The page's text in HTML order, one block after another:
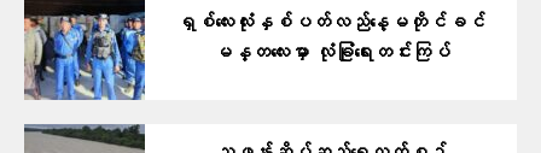
ရှစ်လေးလုံးနှစ်ပတ်လည်နေ့မတိုင်ခင်
မန္တလေးမှာ လုံခြုံရေးတင်းကြပ်